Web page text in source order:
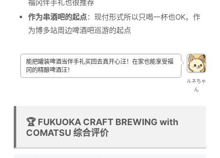
福冈伴手礼也很推荐
作为串酒吧的起点：现付形式所以只喝一杯也OK。作
为博多站周边啤酒吧巡游的起点
ルネちゃ
ん
能把罐装啤酒当伴手礼买回去真开心汪！在家也能享受福
冈的精酿啤酒汪！
🏆 FUKUOKA CRAFT BREWING with
COMATSU 综合评价